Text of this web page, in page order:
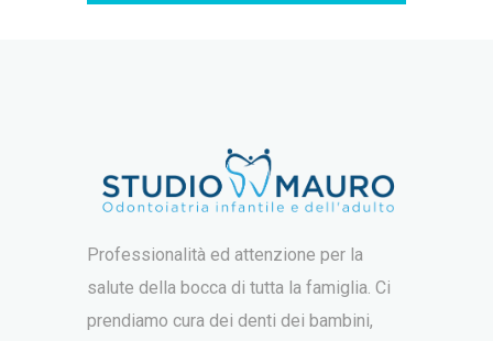
Professionalità ed attenzione per la
salute della bocca di tutta la famiglia. Ci
prendiamo cura dei denti dei bambini,